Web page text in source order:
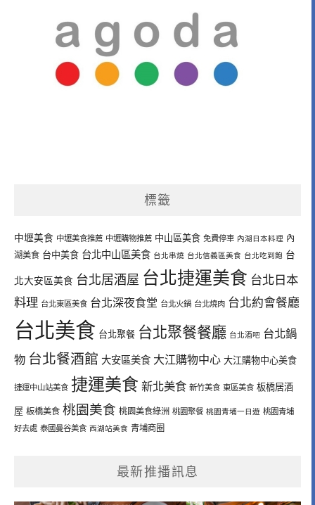
標籤
中壢美食 中壢美食推薦 中壢購物推薦 中山區美食 免費停車 內湖日本料理 內
湖美食 台中美食 台北中山區美食 台北串燒 台北信義區美食 台北吃到飽 台
北大安區美食 台北居酒屋 台北捷運美食 台北日本
料理 台北東區美食 台北深夜食堂 台北火鍋 台北燒肉 台北約會餐廳
台北美食 台北聚餐 台北聚餐餐廳 台北酒吧 台北鍋
物 台北餐酒館 大安區美食 大江購物中心 大江購物中心美食
捷運中山站美食 捷運美食 新北美食 新竹美食 東區美食 板橋居酒
屋 板橋美食 桃園美食 桃園美食綠洲 桃園聚餐 桃園青埔一日遊 桃園青埔
好去處 泰國曼谷美食 西湖站美食 青埔商圈
最新推播訊息